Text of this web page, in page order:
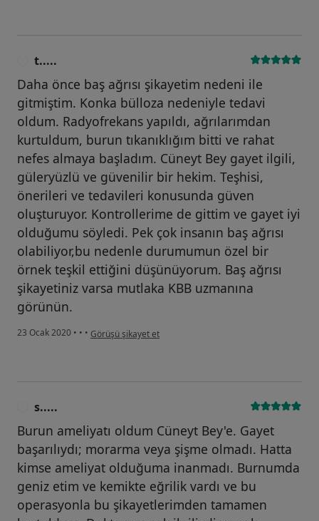
t.....
Daha önce baş ağrısı şikayetim nedeni ile
gitmiştim. Konka bülloza nedeniyle tedavi
oldum. Radyofrekans yapıldı, ağrılarımdan
kurtuldum, burun tıkanıklığım bitti ve rahat
nefes almaya başladım. Cüneyt Bey gayet ilgili,
güleryüzlü ve güvenilir bir hekim. Teşhisi,
önerileri ve tedavileri konusunda güven
oluşturuyor. Kontrollerime de gittim ve gayet iyi
olduğumu söyledi. Pek çok insanın baş ağrısı
olabiliyor,bu nedenle durumumun özel bir
örnek teşkil ettiğini düşünüyorum. Baş ağrısı
şikayetiniz varsa mutlaka KBB uzmanına
görünün.
23 Ocak 2020 • • • kullanıcının görüşüne göre t.....
Görüşü şikayet et
s.....
Burun ameliyatı oldum Cüneyt Bey'e. Gayet
başarılıydı; morarma veya şişme olmadı. Hatta
kimse ameliyat olduğuma inanmadı. Burnumda
geniz etim ve kemikte eğrilik vardı ve bu
operasyonla bu şikayetlerimden tamamen